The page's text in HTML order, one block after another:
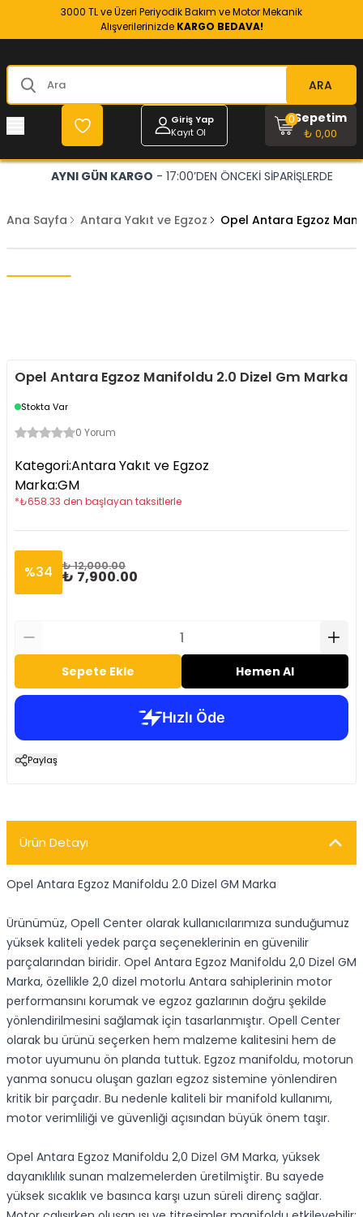
3000 TL ve Üzeri Periyodik Bakım ve Motor Mekanik
Alışverilerinizde KARGO BEDAVA!
ARA
Giriş Yap
Kayıt Ol
Sepetim
₺ 0,00
0
AYNI GÜN KARGO - 17:00’DEN ÖNCEKİ SİPARİŞLERDE
Ana Sayfa Antara Yakıt ve Egzoz Opel Antara Egzoz
Opel Antara Egzoz Manifoldu 2.0 Dizel Gm Marka
Stokta Var
0 Yorum
Kategori:Antara Yakıt ve Egzoz
Marka:GM
*₺658.33 den başlayan taksitlerle
%34 ₺ 12,000.00
₺ 7,900.00
Sepete Ekle Hemen Al
Paylaş
Ürün Detayı
Opel Antara Egzoz Manifoldu 2.0 Dizel GM Marka
Ürünümüz, Opell Center olarak kullanıcılarımıza sunduğumuz
yüksek kaliteli yedek parça seçeneklerinin en güvenilir
parçalarından biridir. Opel Antara Egzoz Manifoldu 2,0 Dizel GM
Marka, özellikle 2,0 dizel motorlu Antara sahiplerinin motor
performansını korumak ve egzoz gazlarının doğru şekilde
yönlendirilmesini sağlamak için tasarlanmıştır. Opell Center
olarak bu ürünü seçerken hem malzeme kalitesini hem de
motor uyumunu ön planda tuttuk. Egzoz manifoldu, motorun
yanma sonucu oluşan gazları egzoz sistemine yönlendiren
kritik bir parçadır. Bu nedenle kaliteli bir manifold kullanımı,
motor verimliliği ve güvenliği açısından büyük önem taşır.
Opel Antara Egzoz Manifoldu 2,0 Dizel GM Marka, yüksek
dayanıklılık sunan malzemelerden üretilmiştir. Bu sayede
yüksek sıcaklık ve basınca karşı uzun süreli direnç sağlar.